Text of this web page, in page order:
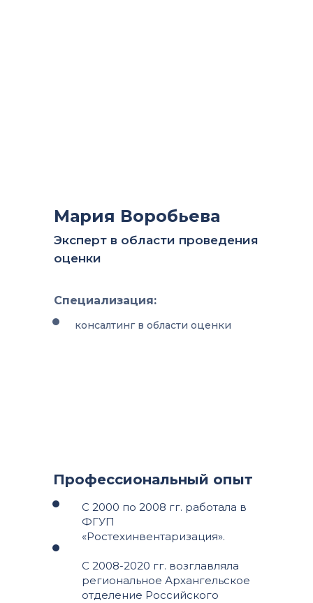
Профессиональный опыт
С 2000 по 2008 гг. работала в
ФГУП
«Ростехинвентаризация».
С 2008-2020 гг. возглавляла
региональное Архангельское
отделение Российского
Мария Воробьева
Эксперт в области проведения
оценки
Специализация:
консалтинг в области оценки